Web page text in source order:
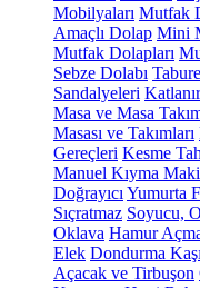
Mobilyaları Mutfak
Amaçlı Dolap Mini
Mutfak Dolapları
Sebze Dolabı
Sandalyeleri
Masa ve Masa
Masası ve Takımları
Gereçleri Kesme
Manuel Kıyma
Doğrayıcı Yumurta
Sıçratmaz Soyucu,
Oklava Hamur
Elek Dondurma
Açacak ve Tirbuşon